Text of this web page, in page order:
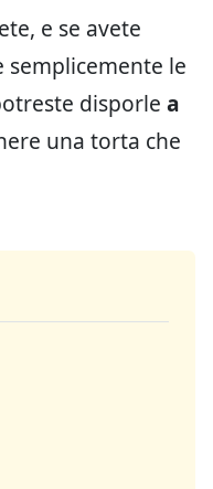
e se avete
semplicemente le
disporle a
una torta che